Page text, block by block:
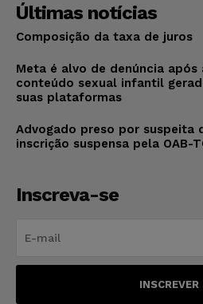
Últimas notícias
Composição da taxa de juros
Meta é alvo de denúncia após
conteúdo sexual infantil
suas plataformas
Advogado preso por suspeita
inscrição suspensa pela OAB-
Inscreva-se
INSCREVER